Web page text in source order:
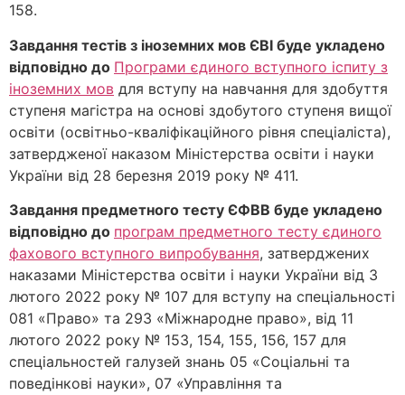
158.
Завдання тестів з іноземних мов ЄВІ буде укладено
відповідно до Програми єдиного вступного іспиту з
іноземних мов для вступу на навчання для здобуття
ступеня магістра на основі здобутого ступеня вищої
освіти (освітньо-кваліфікаційного рівня спеціаліста),
затвердженої наказом Міністерства освіти і науки
України від 28 березня 2019 року № 411.
Завдання предметного тесту ЄФВВ буде укладено
відповідно до програм предметного тесту єдиного
фахового вступного випробування, затверджених
наказами Міністерства освіти і науки України від 3
лютого 2022 року № 107 для вступу на спеціальності
081 «Право» та 293 «Міжнародне право», від 11
лютого 2022 року № 153, 154, 155, 156, 157 для
спеціальностей галузей знань 05 «Соціальні та
поведінкові науки», 07 «Управління та